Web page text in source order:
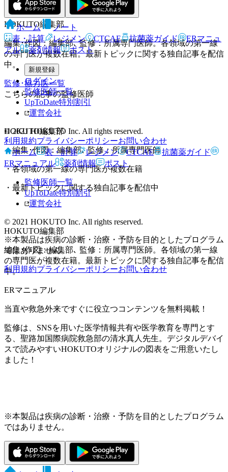
ホーム
ノート
表・計算
レジメン CTCAE 抗菌薬ガイド
ERマニュ
アル
薬剤情報 ポスト
新規登録
ログイン
監修医師一覧
UpToDate特別割引
運営会社
© 2021 HOKUTO Inc. All rights reserved.
利用規約プライバシーポリシーお問い合わせ
ホーム
表・計算 レジメン CTCAE
抗菌薬ガイド
ERマニュアル
薬剤情報 ポスト
監修医師一覧
UpToDate特別割引
運営会社
© 2021 HOKUTO Inc. All rights reserved.
※本製品は疾病の診断・治療・予防を目的としたプログラム
ではありません。
利用規約プライバシーポリシーお問い合わせ
HOKUTO編集部
編集･作図：編集部､ 監修：所属専門医師。各領域の第一線
の専門医が複数在籍。最新トピックに関する独自記事を配信
中。
監修･協力医一覧
こちらの記事の監修医師
HOKUTO編集部
・編集･作図：編集部､ 監修：所属専門医師
・各領域の第一線の専門医が複数在籍
・ 最新トピックに関する独自記事を配信中
HOKUTO編集部
編集･作図：編集部､ 監修：所属専門医師。各領域の第一線
の専門医が複数在籍。最新トピックに関する独自記事を配信
中。
ERマニュアル
当直や救急外来ですぐに役立つコンテンツを無料掲載！
監修は、SNSを用いた医学情報共有や医学教育を専門とす
る、聖路加国際病院救急部の清水真人先生。デジタルデバイ
スで読みやすいHOKUTOオリジナルの図表をご用意いたし
ました！
※本製品は疾病の診断・治療・予防を目的としたプログラム
ではありません。